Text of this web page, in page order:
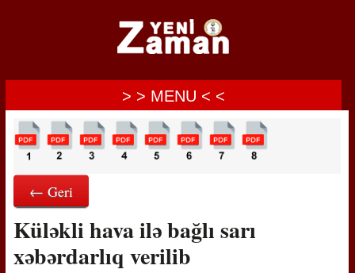
> > MENU < <
← Geri
Küləkli hava ilə bağlı sarı
xəbərdarlıq verilib